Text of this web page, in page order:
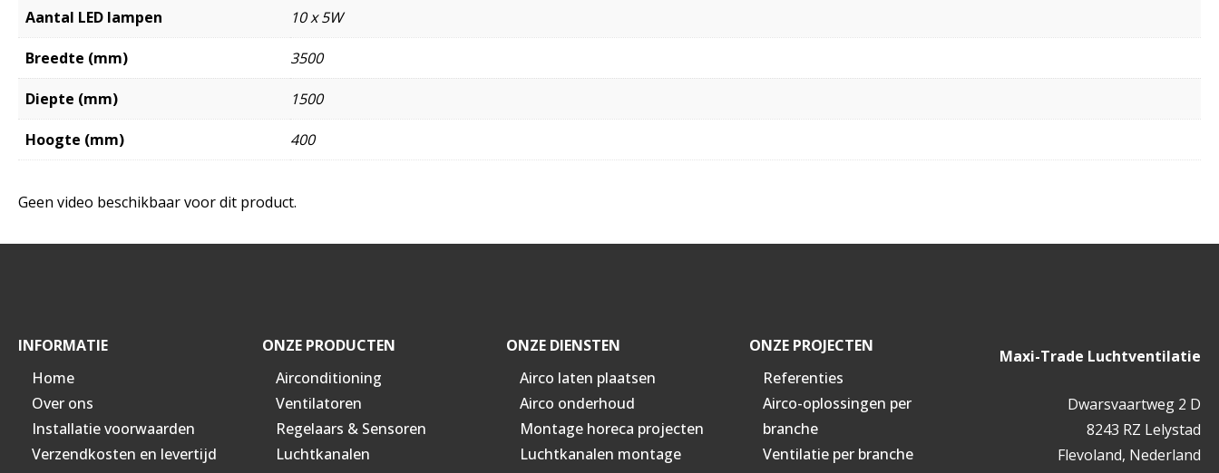
Aantal LED lampen 10 x 5W
Breedte (mm) 3500
Diepte (mm) 1500
Hoogte (mm) 400
Geen video beschikbaar voor dit product.
INFORMATIE
Home
Over ons
Installatie voorwaarden
Verzendkosten en levertijd
ONZE PRODUCTEN
Airconditioning
Ventilatoren
Regelaars & Sensoren
Luchtkanalen
ONZE DIENSTEN
Airco laten plaatsen
Airco onderhoud
Montage horeca projecten
Luchtkanalen montage
ONZE PROJECTEN
Referenties
Airco-oplossingen per
branche
Ventilatie per branche
Maxi-Trade Luchtventilatie
Dwarsvaartweg 2 D
8243 RZ Lelystad
Flevoland, Nederland